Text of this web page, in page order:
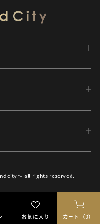
お気に入り カート（0）
～ all rights reserved.